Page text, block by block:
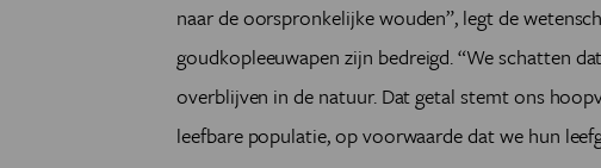
naar de oorspronkelijke wouden”, legt de
goudkopleeuwapen zijn bedreigd. “We schatten
overblijven in de natuur. Dat getal stemt ons
leefbare populatie, op voorwaarde dat we hun